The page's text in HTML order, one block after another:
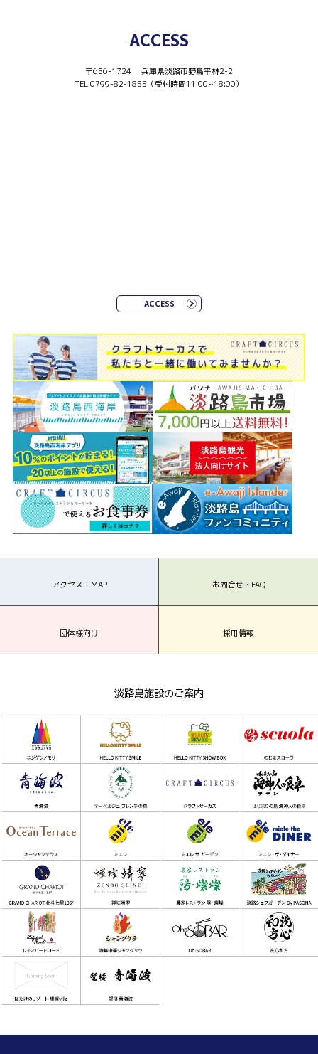
ACCESS
〒656-1724 兵庫県淡路市野島平林2-2
TEL 0799-82-1855（受付時間11:00~18:00）
ACCESS
アクセス・MAP お問合せ・FAQ
団体様向け 採用情報
淡路島施設のご案内